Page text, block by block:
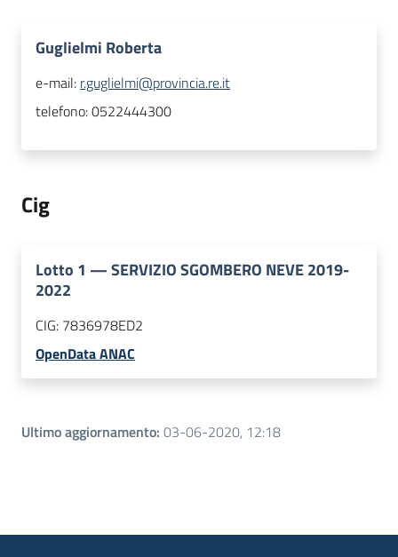
Guglielmi Roberta
e-mail: r.guglielmi@provincia.re.it
telefono:0522444300
Cig
Lotto 1 —SERVIZIO SGOMBERO NEVE 2019-
2022
CIG: 7836978ED2
OpenData ANAC
Ultimo aggiornamento: 03-06-2020, 12:18